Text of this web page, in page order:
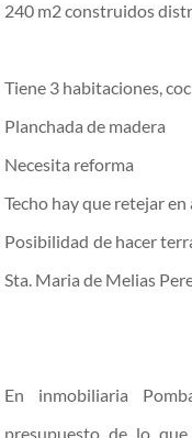
240 m2 construidos
Tiene 3 habitaciones,
Planchada de madera
Necesita reforma
Techo hay que retejar en
Posibilidad de hacer
Sta. Maria de Melias
En inmobiliaria
presupuesto de lo